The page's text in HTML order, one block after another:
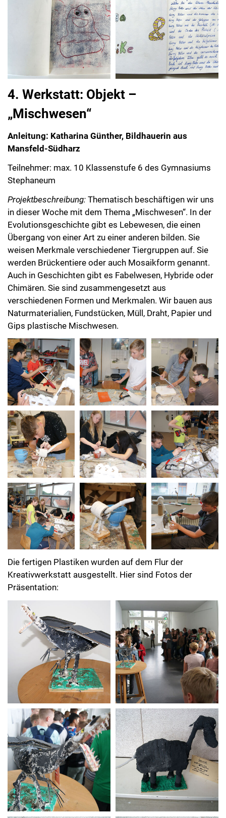
4. Werkstatt: Objekt –
„Mischwesen“
Anleitung: Katharina Günther, Bildhauerin aus
Mansfeld-Südharz
Teilnehmer: max. 10 Klassenstufe 6 des Gymnasiums
Stephaneum
Projektbeschreibung: Thematisch beschäftigen wir uns
in dieser Woche mit dem Thema „Mischwesen“. In der
Evolutionsgeschichte gibt es Lebewesen, die einen
Übergang von einer Art zu einer anderen bilden. Sie
weisen Merkmale verschiedener Tiergruppen auf. Sie
werden Brückentiere oder auch Mosaikform genannt.
Auch in Geschichten gibt es Fabelwesen, Hybride oder
Chimären. Sie sind zusammengesetzt aus
verschiedenen Formen und Merkmalen. Wir bauen aus
Naturmaterialien, Fundstücken, Müll, Draht, Papier und
Gips plastische Mischwesen.
Die fertigen Plastiken wurden auf dem Flur der
Kreativwerkstatt ausgestellt. Hier sind Fotos der
Präsentation: